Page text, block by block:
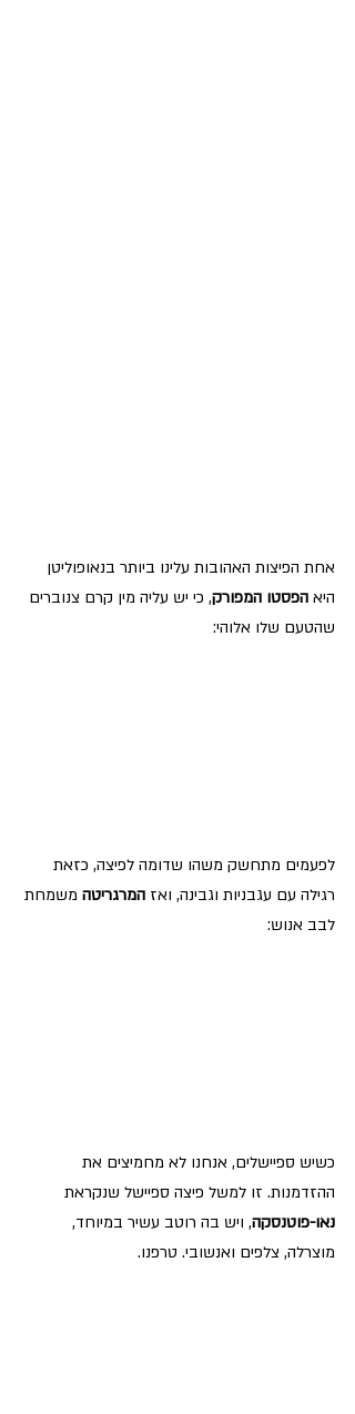
אחת הפיצות האהובות עלינו ביותר בנאופוליטן
היא הפסטו המפורק, כי יש עליה מין קרם צנוברים
שהטעם שלו אלוהי:
לפעמים מתחשק משהו שדומה לפיצה, כזאת
רגילה עם עגבניות וגבינה, ואז המרגריטה משמחת
לבב אנוש:
כשיש ספיישלים, אנחנו לא מחמיצים את
ההזדמנות. זו למשל פיצה ספיישל שנקראת
נאו-פוטנסקה, ויש בה רוטב עשיר במיוחד,
מוצרלה, צלפים ואנשובי. טרפנו.